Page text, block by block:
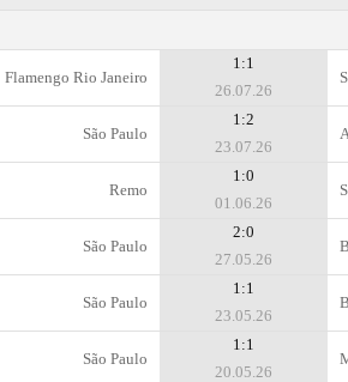
Flamengo Rio Janeiro
1:1
26.07.26
São Paulo
1:2
23.07.26
Remo
1:0
01.06.26
São Paulo
2:0
27.05.26
São Paulo
1:1
23.05.26
São Paulo
1:1
20.05.26